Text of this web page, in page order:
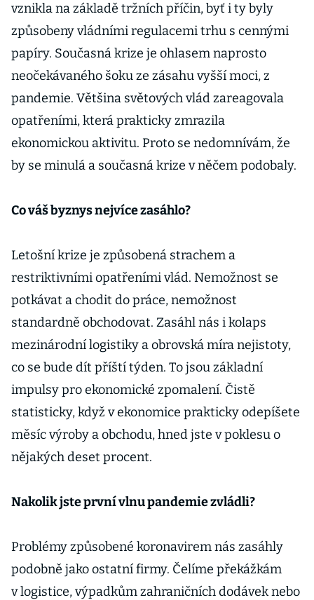
vznikla na základě tržních příčin, byť i ty byly
způsobeny vládními regulacemi trhu s cennými
papíry. Současná krize je ohlasem naprosto
neočekávaného šoku ze zásahu vyšší moci, z
pandemie. Většina světových vlád zareagovala
opatřeními, která prakticky zmrazila
ekonomickou aktivitu. Proto se nedomnívám, že
by se minulá a současná krize v něčem podobaly.
Co váš byznys nejvíce zasáhlo?
Letošní krize je způsobená strachem a
restriktivními opatřeními vlád. Nemožnost se
potkávat a chodit do práce, nemožnost
standardně obchodovat. Zasáhl nás i kolaps
mezinárodní logistiky a obrovská míra nejistoty,
co se bude dít příští týden. To jsou základní
impulsy pro ekonomické zpomalení. Čistě
statisticky, když v ekonomice prakticky odepíšete
měsíc výroby a obchodu, hned jste v poklesu o
nějakých deset procent.
Nakolik jste první vlnu pandemie zvládli?
Problémy způsobené koronavirem nás zasáhly
podobně jako ostatní firmy. Čelíme překážkám
v logistice, výpadkům zahraničních dodávek nebo